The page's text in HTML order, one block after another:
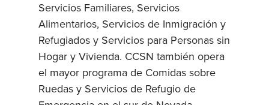
Servicios Familiares, Servicios
Alimentarios, Servicios de Inmigración y
Refugiados y Servicios para Personas sin
Hogar y Vivienda. CCSN también opera
el mayor programa de Comidas sobre
Ruedas y Servicios de Refugio de